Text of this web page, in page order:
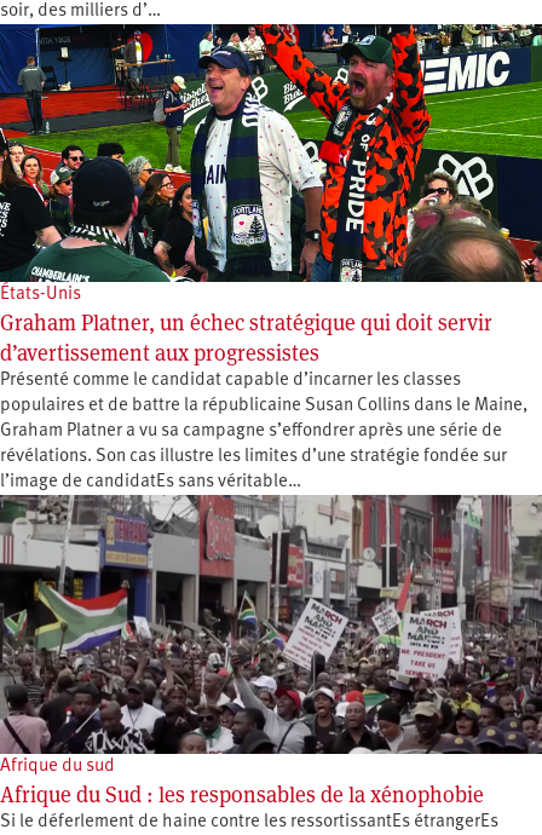
soir, des milliers d’…
États-Unis
Graham Platner, un échec stratégique qui doit servir
d’avertissement aux progressistes
Présenté comme le candidat capable d’incarner les classes
populaires et de battre la républicaine Susan Collins dans le Maine,
Graham Platner a vu sa campagne s’effondrer après une série de
révélations. Son cas illustre les limites d’une stratégie fondée sur
l’image de candidatEs sans véritable…
Afrique du sud
Afrique du Sud : les responsables de la xénophobie
Si le déferlement de haine contre les ressortissantEs étrangerEs